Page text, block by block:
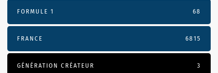
FORMULE 1 68
FRANCE 6815
GÉNÉRATION CRÉATEUR 3